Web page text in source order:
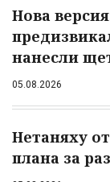
Нова
нанесли
05.08.2026
Нетаняху
плана за